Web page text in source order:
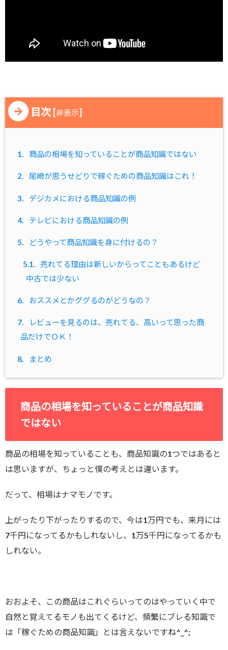
目次 [非表示]
1. 商品の相場を知っていることが商品知識ではない
2. 尾崎が思うせどりで稼ぐための商品知識はこれ！
3. デジカメにおける商品知識の例
4. テレビにおける商品知識の例
5. どうやって商品知識を身に付けるの？
5.1. 売れてる理由は新しいからってこともあるけど
中古では少ない
6. おススメとかググるのがどうなの？
7.
レビューを見るのは、売れてる、高いって思った商
品だけでＯＫ！
8. まとめ
商品の相場を知っていることが商品知識
ではない
商品の相場を知っていることも、商品知識の1つではあると
は思いますが、ちょっと僕の考えとは違います。
だって、相場はナマモノです。
上がったり下がったりするので、今は1万円でも、来月には
7千円になってるかもしれないし、1万5千円になってるかも
しれない。
おおよそ、この商品はこれぐらいってのはやっていく中で
自然と覚えてるモノも出てくるけど、頻繁にブレる知識で
は「稼ぐための商品知識」とは言えないですね^_^;